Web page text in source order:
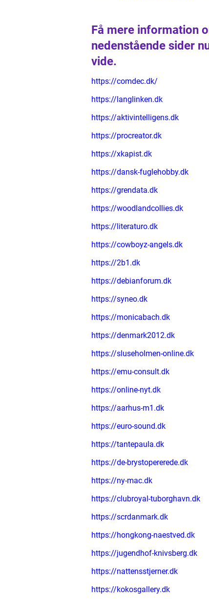
Få mere information
nedenstående sider
vide.
https://comdec.dk/
https://langlinken.dk
https://aktivintelligens.dk
https://procreator.dk
https://xkapist.dk
https://dansk-fuglehobby.dk
https://grendata.dk
https://woodlandcollies.dk
https://literaturo.dk
https://cowboyz-angels.dk
https://2b1.dk
https://debianforum.dk
https://syneo.dk
https://monicabach.dk
https://denmark2012.dk
https://sluseholmen-online.dk
https://emu-consult.dk
https://online-nyt.dk
https://aarhus-m1.dk
https://euro-sound.dk
https://tantepaula.dk
https://de-brystopererede.dk
https://ny-mac.dk
https://clubroyal-tuborghavn.dk
https://scrdanmark.dk
https://hongkong-naestved.dk
https://jugendhof-knivsberg.dk
https://nattensstjerner.dk
https://kokosgallery.dk